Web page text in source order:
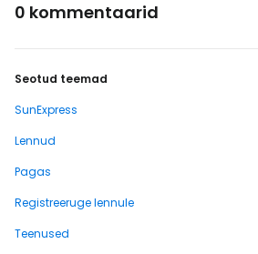
0 kommentaarid
Seotud teemad
SunExpress
Lennud
Pagas
Registreeruge lennule
Teenused